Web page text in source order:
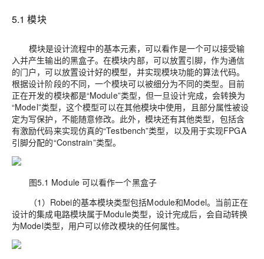
5.1 模块
模块是设计流程中的基本元素，可以看作是一个可以接受输
入并产生输出的黑盒子。在模块内部，可以放置引脚，作为通信
的门户，可以放置设计好的模型，并实现模块功能的算法代码。
根据设计阶段的不同，一个模块可以被细分为不同的类型。目前
正在开发的模块都是“Module”类型，但一旦设计完成，会转换为
“Model”类型，这个模型可以在其他模块中使用，且部分属性被设
定为写保护，不能随意修改。此外，模块还有其他类型，包括含
有激励代码来实现仿真的“Testbench”类型，以及用于实现FPGA
引脚分配的“Constrain”类型。
图5.1 Module 可以看作一个黑盒子
（1）Robei的基本模块类型包括Module和Model。当前正在
设计的集成电路模块属于Module类型，设计完成后，会自动转换
为Model类型，用户可以修改模块的任何属性。